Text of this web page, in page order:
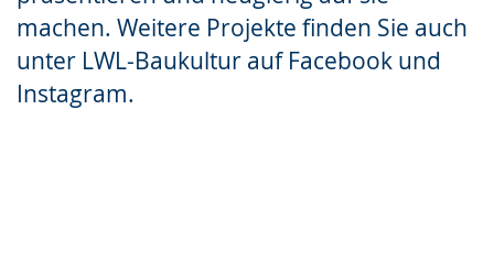
machen. Weitere Projekte finden Sie auch
unter LWL-Baukultur auf Facebook und
Instagram.